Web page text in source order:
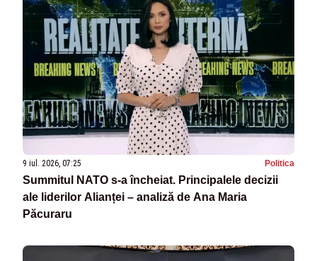
9 iul. 2026, 07:25 Politica
Summitul NATO s-a încheiat. Principalele decizii
ale liderilor Alianței – analiză de Ana Maria
Păcuraru